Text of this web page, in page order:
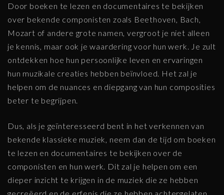
Door boeken te lezen en documentaires te bekijken
over bekende componisten zoals Beethoven, Bach,
Mozart of andere grote namen, vergroot je niet alleen
je kennis, maar ook je waardering voor hun werk. Je zult
ontdekken hoe hun persoonlijke leven en ervaringen
hun muzikale creaties hebben beïnvloed. Het zal je
helpen om de nuances en diepgang van hun composities
beter te begrijpen.
Dus, als je geïnteresseerd bent in het verkennen van
bekende klassieke muziek, neem dan de tijd om boeken
te lezen en documentaires te bekijken over de
componisten en hun werk. Dit zal je helpen om een
dieper inzicht te krijgen in de muziek die ze hebben
gecreëerd en de erfenis die ze hebben achtergelaten.